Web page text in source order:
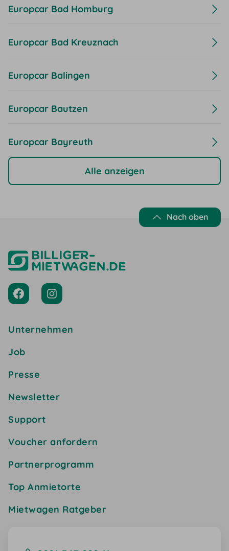
Europcar Bad Homburg
Europcar Bad Kreuznach
Europcar Balingen
Europcar Bautzen
Europcar Bayreuth
Alle anzeigen
Nach oben
Unternehmen
Job
Presse
Newsletter
Support
Voucher anfordern
Partnerprogramm
Top Anmietorte
Mietwagen Ratgeber